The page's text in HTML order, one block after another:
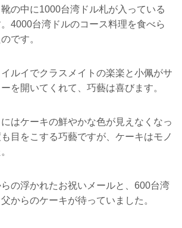
の中に1000台湾ドル札が入っている
4000台湾ドルのコース料理を食べら
です。
ルイでクラスメイトの楽楽と小佩がサ
を開いてくれて、巧藝は喜びます。
はケーキの鮮やかな色が見えなくなっ
目をこする巧藝ですが、ケーキはモノ
の浮かれたお祝いメールと、600台湾
からのケーキが待っていました。